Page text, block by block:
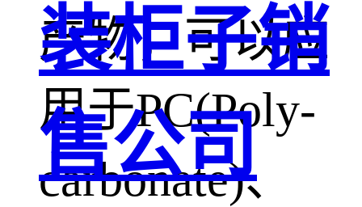
产物，可以应
用于PC(Poly-
carbonate)、
装柜子销
售公司